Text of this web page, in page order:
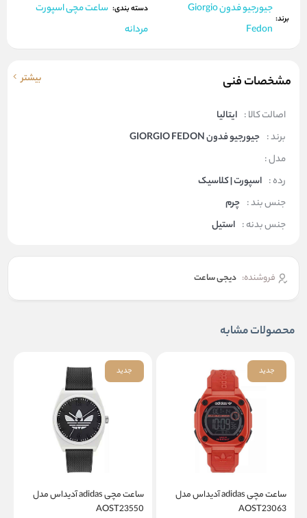
برند:
جیورجیو فدون Giorgio
Fedon
دسته بندی: ساعت مچی اسپورت
مردانه
مشخصات فنی بیشتر
اصالت کالا : ایتالیا
برند : جیورجیو فدون GIORGIO FEDON
مدل :
رده : اسپورت | کلاسیک
جنس بند : چرم
جنس بدنه : استیل
فروشنده: دیجی ساعت
محصولات مشابه
جدید
ساعت مچی adidas آدیداس مدل
AOST23063
جدید
ساعت مچی adidas آدیداس مدل
AOST23550